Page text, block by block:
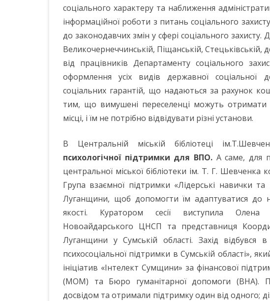
соціального характеру та наближення
інформаційної роботи з питань соціального
до законодавчих змін у сфері соціального
Великочернеччинській, Піщанській,
від працівників Департаменту соціального
оформлення усіх видів державної
соціальних гарантій, що надаються за рахунок
тим, що вимушені переселенці можуть
місці, і їм не потрібно відвідувати різні установи.
В Центральній міській бібліотеці
психологічної підтримки для ВПО. А саме, для
центральної міської бібліотеки ім. Т. Г. Шевченка
Група взаємної підтримки «Лідерські навички
Луганщини, щоб допомогти їм адаптуватися до
якості. Куратором сесії виступила Олена
Новоайдарського ЦНСП та представниця
Луганщини у Сумській області. Захід відбувся
психосоціальної підтримки в Сумській області»,
ініціатив «Інтелект Сумщини» за фінансової
(МОМ) та Бюро гуманітарної допомоги (ВНА).
досвідом та отримали підтримку один від одного;